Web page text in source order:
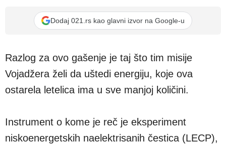
Dodaj 021.rs kao glavni izvor na Google-u
Razlog za ovo gašenje je taj što tim misije
Vojadžera želi da uštedi energiju, koje ova
ostarela letelica ima u sve manjoj količini.
Instrument o kome je reč je eksperiment
niskoenergetskih naelektrisanih čestica (LECP),